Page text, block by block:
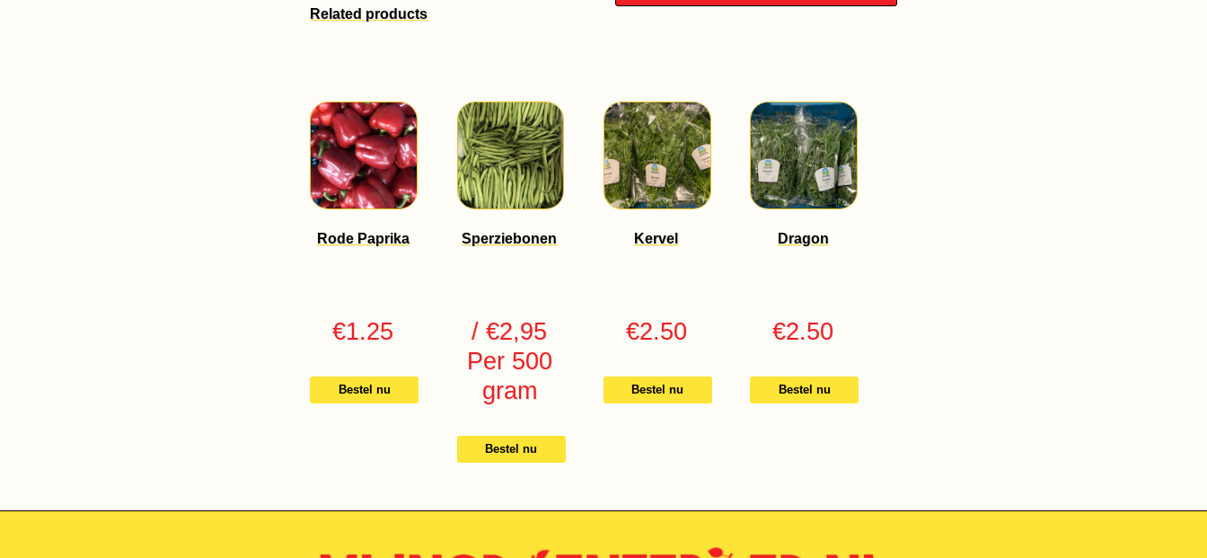
Related products
Rode Paprika
€1.25
Bestel nu
Sperziebonen
/ €2,95
Per 500
gram
Bestel nu
Kervel
€2.50
Bestel nu
Dragon
€2.50
Bestel nu